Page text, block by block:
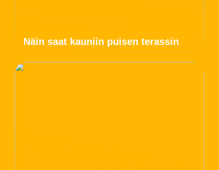
Näin saat kauniin puisen terassin